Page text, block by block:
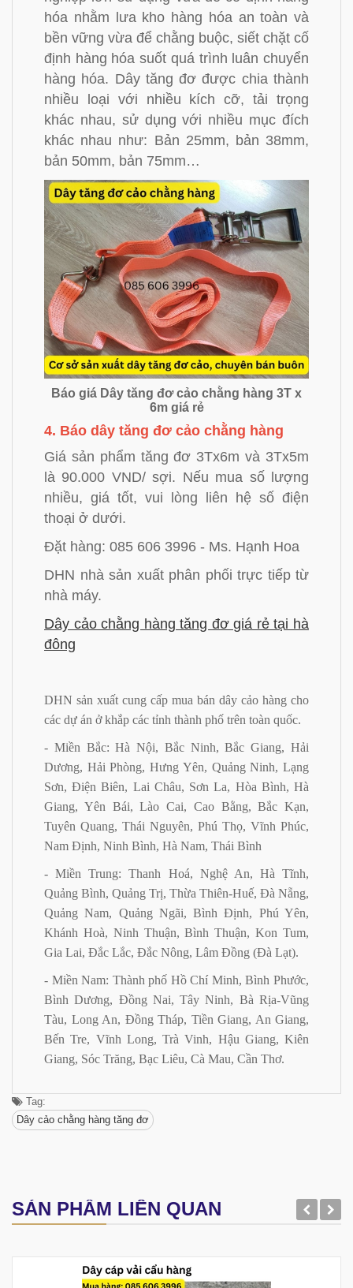
hóa nhằm lưa kho hàng hóa an toàn và
bền vững vừa để chằng buộc, siết chặt cố
định hàng hóa suốt quá trình luân chuyển
hàng hóa. Dây tăng đơ được chia thành
nhiều loại với nhiều kích cỡ, tải trọng
khác nhau, sử dụng với nhiều mục đích
khác nhau như: Bản 25mm, bản 38mm,
bản 50mm, bản 75mm…
Báo giá Dây tăng đơ cảo chằng hàng 3T x
6m giá rẻ
4. Báo dây tăng đơ cảo chằng hàng
Giá sản phẩm tăng đơ 3Tx6m và 3Tx5m
là 90.000 VND/ sợi. Nếu mua số lượng
nhiều, giá tốt, vui lòng liên hệ số điện
thoại ở dưới.
Đặt hàng: 085 606 3996 - Ms. Hạnh Hoa
DHN nhà sản xuất phân phối trực tiếp từ
nhà máy.
Dây cảo chằng hàng tăng đơ giá rẻ tại hà
đông
DHN sản xuất cung cấp mua bán dây cảo hàng cho
các dự án ở khắp các tỉnh thành phố trên toàn quốc.
- Miền Bắc: Hà Nội, Bắc Ninh, Bắc Giang, Hải
Dương, Hải Phòng, Hưng Yên, Quảng Ninh, Lạng
Sơn, Điện Biên, Lai Châu, Sơn La, Hòa Bình, Hà
Giang, Yên Bái, Lào Cai, Cao Bằng, Bắc Kạn,
Tuyên Quang, Thái Nguyên, Phú Thọ, Vĩnh Phúc,
Nam Định, Ninh Bình, Hà Nam, Thái Bình
- Miền Trung: Thanh Hoá, Nghệ An, Hà Tĩnh,
Quảng Bình, Quảng Trị, Thừa Thiên-Huế, Đà Nẵng,
Quảng Nam, Quảng Ngãi, Bình Định, Phú Yên,
Khánh Hoà, Ninh Thuận, Bình Thuận, Kon Tum,
Gia Lai, Đắc Lắc, Đắc Nông, Lâm Đồng (Đà Lạt).
- Miền Nam: Thành phố Hồ Chí Minh, Bình Phước,
Bình Dương, Đồng Nai, Tây Ninh, Bà Rịa-Vũng
Tàu, Long An, Đồng Tháp, Tiền Giang, An Giang,
Bến Tre, Vĩnh Long, Trà Vinh, Hậu Giang, Kiên
Giang, Sóc Trăng, Bạc Liêu, Cà Mau, Cần Thơ.
Tag:
Dây cảo chằng hàng tăng đơ
SẢN PHẨM LIÊN QUAN